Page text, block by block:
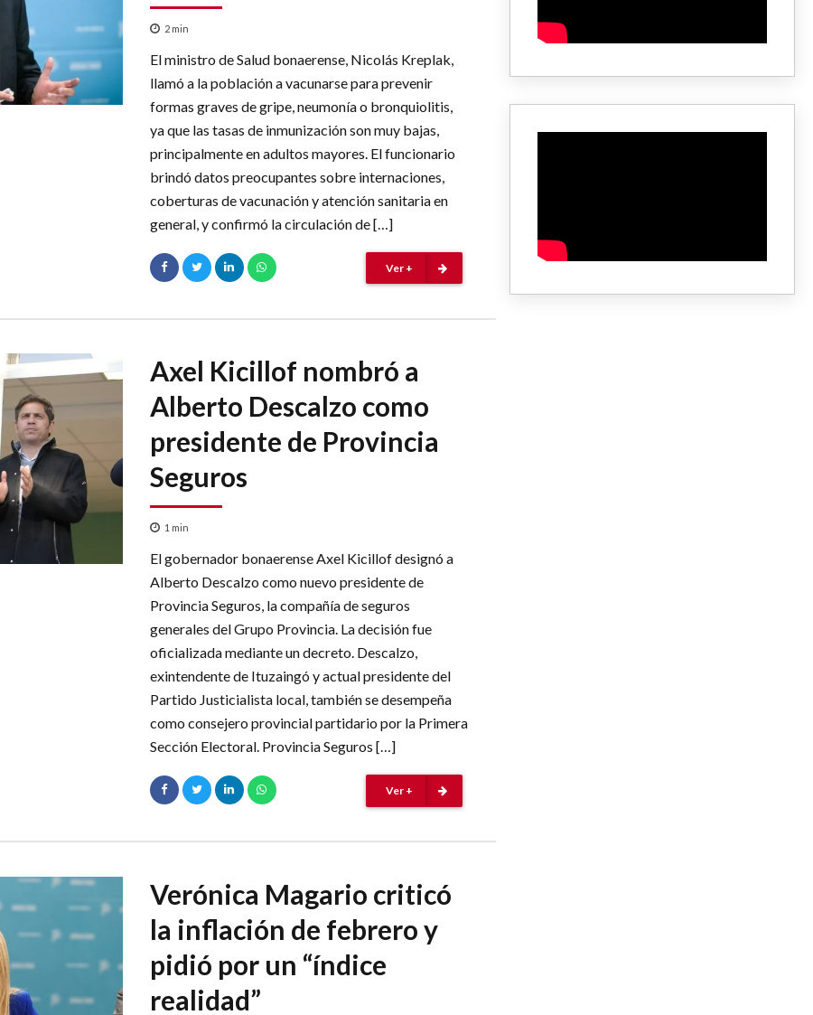
2 min
El ministro de Salud bonaerense, Nicolás Kreplak,
llamó a la población a vacunarse para prevenir
formas graves de gripe, neumonía o bronquiolitis,
ya que las tasas de inmunización son muy bajas,
principalmente en adultos mayores. El funcionario
brindó datos preocupantes sobre internaciones,
coberturas de vacunación y atención sanitaria en
general, y confirmó la circulación de […]
Ver +
Axel Kicillof nombró a
Alberto Descalzo como
presidente de Provincia
Seguros
1 min
El gobernador bonaerense Axel Kicillof designó a
Alberto Descalzo como nuevo presidente de
Provincia Seguros, la compañía de seguros
generales del Grupo Provincia. La decisión fue
oficializada mediante un decreto. Descalzo,
exintendente de Ituzaingó y actual presidente del
Partido Justicialista local, también se desempeña
como consejero provincial partidario por la Primera
Sección Electoral. Provincia Seguros […]
Ver +
Verónica Magario criticó
la inflación de febrero y
pidió por un “índice
realidad”